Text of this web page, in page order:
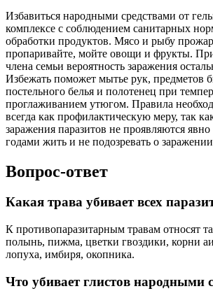
Избавиться народными средствами от
комплексе с соблюдением санитарных
обработки продуктов. Мясо и рыбу
пропаривайте, мойте овощи и фрукты.
члена семьи вероятность заражения
Избежать поможет мытье рук, предметов
постельного белья и полотенец при
проглаживанием утюгом. Правила
всегда как профилактическую меру, так
заражения паразитов не проявляются
годами жить и не подозревать о
Вопрос-ответ
Какая трава убивает всех
К противопаразитарным травам относят
полынь, пижма, цветки гвоздики, корни
лопуха, имбиря, окопника.
Что убивает глистов народными